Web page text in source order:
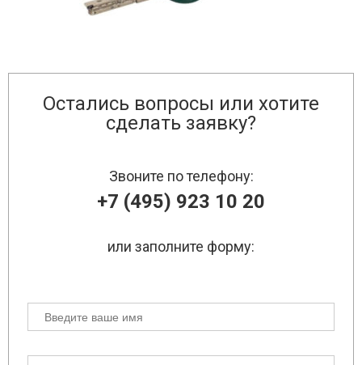
Остались вопросы или хотите
сделать заявку?
Звоните по телефону:
+7 (495) 923 10 20
или заполните форму: